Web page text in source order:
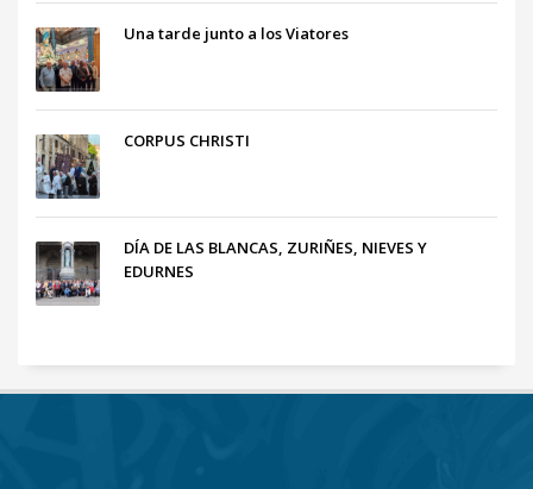
Una tarde junto a los Viatores
CORPUS CHRISTI
DÍA DE LAS BLANCAS, ZURIÑES, NIEVES Y
EDURNES